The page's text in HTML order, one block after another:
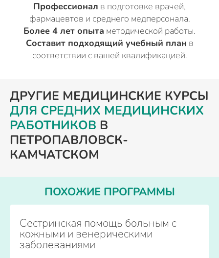
Профессионал в подготовке врачей,
фармацевтов и среднего медперсонала.
Более 4 лет опыта методической работы.
Составит подходящий учебный план в
соответствии с вашей квалификацией.
ДРУГИЕ МЕДИЦИНСКИЕ КУРСЫ
ДЛЯ СРЕДНИХ МЕДИЦИНСКИХ
РАБОТНИКОВ В
ПЕТРОПАВЛОВСК-
КАМЧАТСКОМ
ПОХОЖИЕ ПРОГРАММЫ
Сестринская помощь больным с
кожными и венерическими
заболеваниями